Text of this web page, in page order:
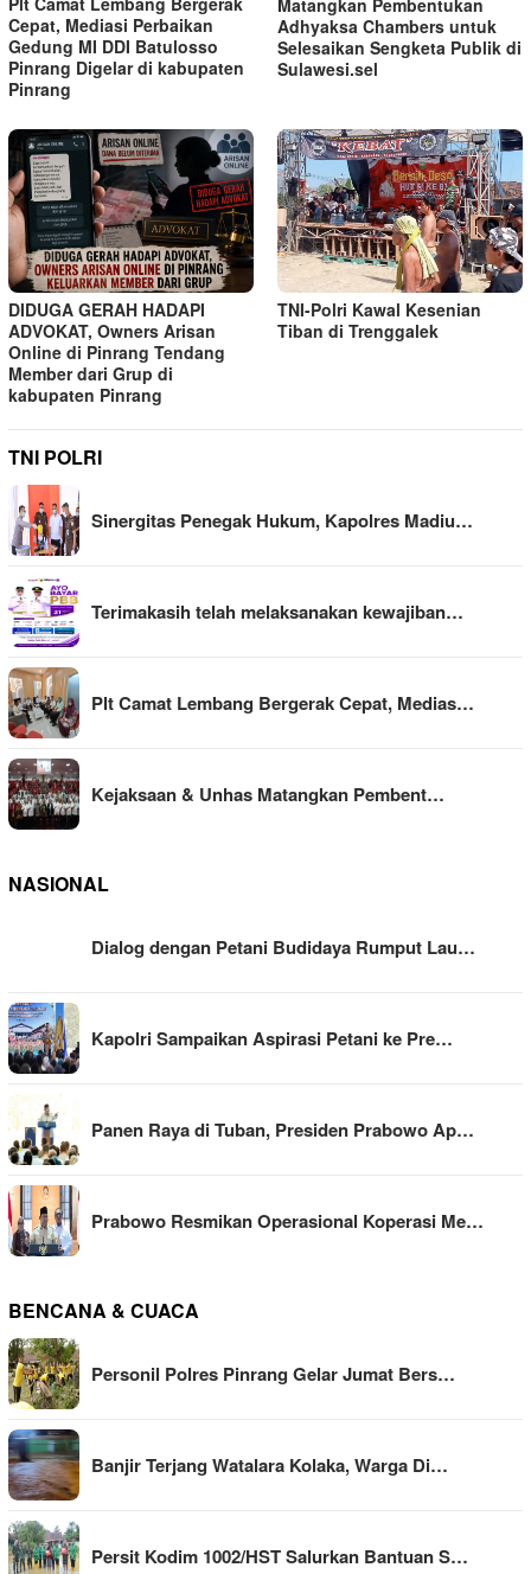
Cepat, Mediasi Perbaikan
Gedung MI DDI Batulosso
Pinrang Digelar di kabupaten
Pinrang
Matangkan Pembentukan
Adhyaksa Chambers untuk
Selesaikan Sengketa Publik di
Sulawesi.sel
DIDUGA GERAH HADAPI
ADVOKAT, Owners Arisan
Online di Pinrang Tendang
Member dari Grup di
kabupaten Pinrang
TNI-Polri Kawal Kesenian
Tiban di Trenggalek
TNI POLRI
Sinergitas Penegak Hukum, Kapolres Madiu…
Terimakasih telah melaksanakan kewajiban…
Plt Camat Lembang Bergerak Cepat, Medias…
Kejaksaan & Unhas Matangkan Pembent…
NASIONAL
Dialog dengan Petani Budidaya Rumput Lau…
Kapolri Sampaikan Aspirasi Petani ke Pre…
Panen Raya di Tuban, Presiden Prabowo Ap…
Prabowo Resmikan Operasional Koperasi Me…
BENCANA & CUACA
Personil Polres Pinrang Gelar Jumat Bers…
Banjir Terjang Watalara Kolaka, Warga Di…
Persit Kodim 1002/HST Salurkan Bantuan S…